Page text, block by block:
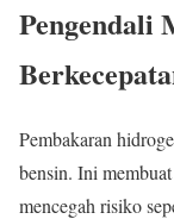
Pengendali
Pembakaran
bensin. Ini
mencegah risiko